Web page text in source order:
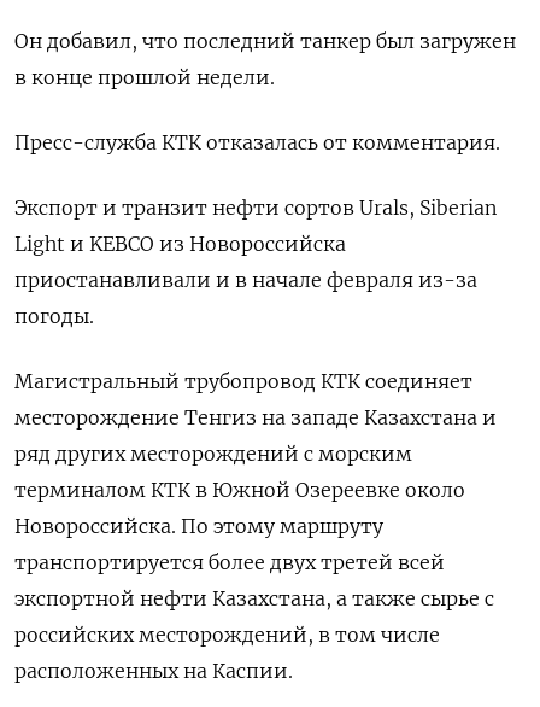
Он добавил, что последний танкер был загружен
в конце прошлой недели.
Пресс-служба КТК отказалась от комментария.
Экспорт и транзит нефти сортов Urals, Siberian
Light и KEBCO из Новороссийска
приостанавливали и в начале февраля из-за
погоды.
Магистральный трубопровод КТК соединяет
месторождение Тенгиз на западе Казахстана и
ряд других месторождений с морским
терминалом КТК в Южной Озереевке около
Новороссийска. По этому маршруту
транспортируется более двух третей всей
экспортной нефти Казахстана, а также сырье с
российских месторождений, в том числе
расположенных на Каспии.